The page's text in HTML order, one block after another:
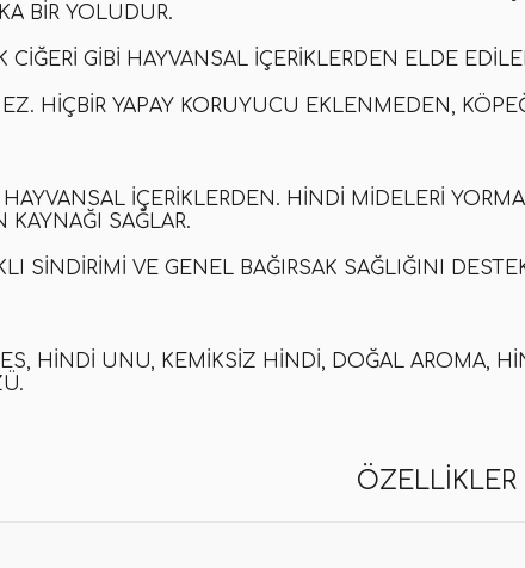
BIR YOLUDUR.
CIĞERI GIBI HAYVANSAL IÇERIKLERDEN ELDE
HIÇBIR YAPAY KORUYUCU EKLENMEDEN,
IÇERIKLERDEN. HINDI MIDELERI
KAYNAĞI SAĞLAR.
SINDIRIMI VE GENEL BAĞIRSAK SAĞLIĞINI
HINDI UNU, KEMIKSIZ HINDI, DOĞAL AROMA,
ÖZELLIKLER